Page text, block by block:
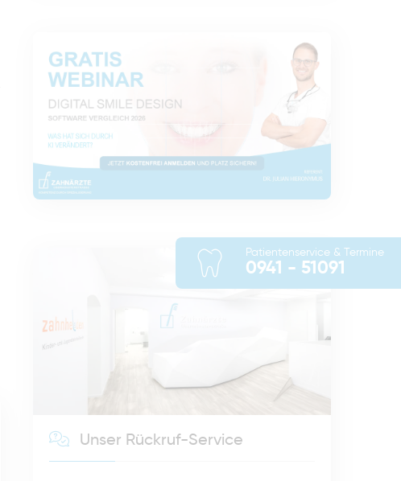
Unser Rückruf-Service
Patientenservice & Termine
0941 - 51091